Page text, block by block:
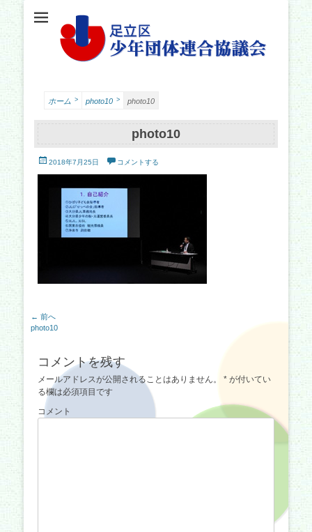
足立区少年団体連
合協議会
足立少年団体連合協議会（少連協）は、地域の力と行政をつなぐ役割を担い、足立
区の子どもたちの健やかな成長を願い、活動しています。
ホーム > photo10 > photo10
photo10
投
2018年7月25日 コメントする
投
稿
ビ
ゲ
シ
← 前へ
前
photo10
コメントを残す
メールアドレスが公開されることはありません。 * が付いてい
る欄は必須項目です
コメント